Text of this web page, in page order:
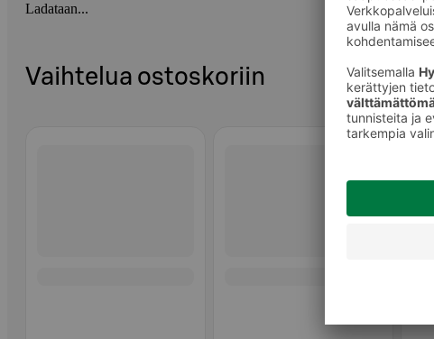
Ladataan...
Vaihtelua ostoskoriin